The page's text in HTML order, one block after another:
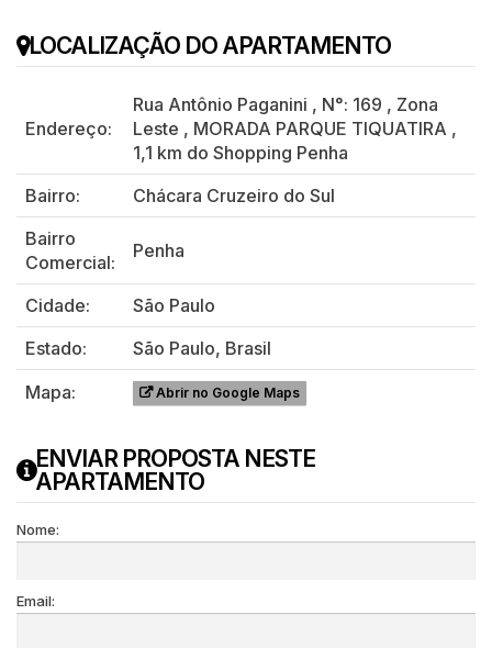
LOCALIZAÇÃO DO APARTAMENTO
Endereço:
Rua Antônio Paganini , N°: 169 , Zona
Leste , MORADA PARQUE TIQUATIRA ,
1,1 km do Shopping Penha
Bairro:
Chácara Cruzeiro do Sul
Bairro
Comercial:
Penha
Cidade:
São Paulo
Estado:
São Paulo, Brasil
Mapa:
Abrir no Google Maps
ENVIAR PROPOSTA NESTE
APARTAMENTO
Nome:
Email: